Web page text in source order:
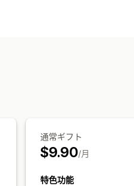
通常ギフト
$9.90/月
特色功能